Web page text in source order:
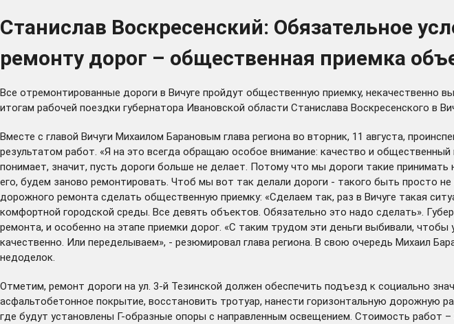
Станислав Воскресенский: Обязательное
ремонту дорог – общественная приемка
Все отремонтированные дороги в Вичуге пройдут общественную приемку, некачественно
итогам рабочей поездки губернатора Ивановской области Станислава Воскресенского в
Вместе с главой Вичуги Михаилом Барановым глава региона во вторник, 11 августа,
результатом работ. «Я на это всегда обращаю особое внимание: качество и
понимает, значит, пусть дороги больше не делает. Потому что мы дороги такие
его, будем заново ремонтировать. Чтоб мы вот так делали дороги - такого быть просто
дорожного ремонта сделать общественную приемку: «Сделаем так, раз в Вичуге такая
комфортной городской среды. Все девять объектов. Обязательно это надо сделать».
ремонта, и особенно на этапе приемки дорог. «С таким трудом эти деньги выбивали,
качественно. Или переделываем», - резюмировал глава региона. В свою очередь Михаил
недоделок.
Отметим, ремонт дороги на ул. 3-й Тезинской должен обеспечить подъезд к социально
асфальтобетонное покрытие, восстановить тротуар, нанести горизонтальную дорожную
где будут установлены Г-образные опоры с направленным освещением. Стоимость работ